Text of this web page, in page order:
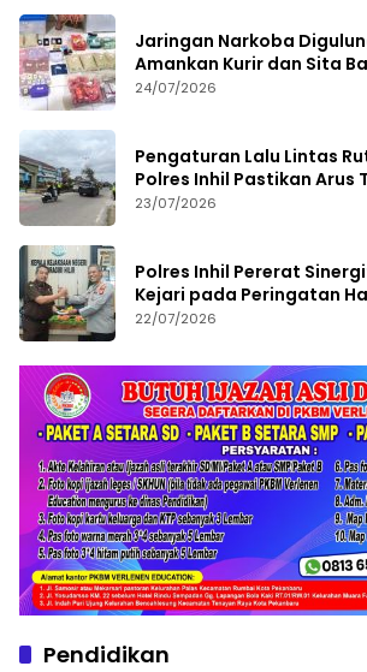
Jaringan Narkoba
Amankan Kurir dan Sita
Bernilai Fantastis
24/07/2026
Pengaturan Lalu Lintas
Polres Inhil Pastikan Arus
23/07/2026
Polres Inhil Pererat
Kejari pada Peringatan
Adhyaksa ke-66
22/07/2026
Pendidikan